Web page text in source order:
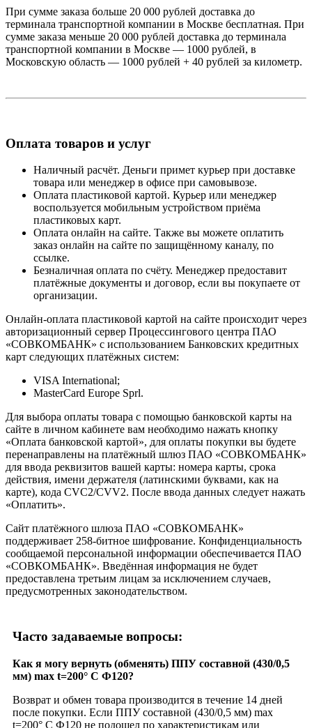
При сумме заказа больше 20 000 рублей доставка до
терминала транспортной компании в Москве бесплатная. При
сумме заказа меньше 20 000 рублей доставка до терминала
транспортной компании в Москве — 1000 рублей, в
Московскую область — 1000 рублей + 40 рублей за километр.
Оплата товаров и услуг
Наличный расчёт. Деньги примет курьер при доставке
товара или менеджер в офисе при самовывозе.
Оплата пластиковой картой. Курьер или менеджер
воспользуется мобильным устройством приёма
пластиковых карт.
Оплата онлайн на сайте. Также вы можете оплатить
заказ онлайн на сайте по защищённому каналу, по
ссылке.
Безналичная оплата по счёту. Менеджер предоставит
платёжные документы и договор, если вы покупаете от
организации.
Онлайн-оплата пластиковой картой на сайте происходит через
авторизационный сервер Процессингового центра ПАО
«СОВКОМБАНК» с использованием Банковских кредитных
карт следующих платёжных систем:
VISA International;
MasterCard Europe Sprl.
Для выбора оплаты товара с помощью банковской карты на
сайте в личном кабинете вам необходимо нажать кнопку
«Оплата банковской картой», для оплаты покупки вы будете
перенаправлены на платёжный шлюз ПАО «СОВКОМБАНК»
для ввода реквизитов вашей карты: номера карты, срока
действия, имени держателя (латинскими буквами, как на
карте), кода CVC2/CVV2. После ввода данных следует нажать
«Оплатить».
Сайт платёжного шлюза ПАО «СОВКОМБАНК»
поддерживает 258-битное шифрование. Конфиденциальность
сообщаемой персональной информации обеспечивается ПАО
«СОВКОМБАНК». Введённая информация не будет
предоставлена третьим лицам за исключением случаев,
предусмотренных законодательством.
Часто задаваемые вопросы:
Как я могу вернуть (обменять) ППУ составной (430/0,5
мм) max t=200° C Ф120?
Возврат и обмен товара производится в течение 14 дней
после покупки. Если ППУ составной (430/0,5 мм) max
t=200° C Ф120 не подошел по характеристикам или